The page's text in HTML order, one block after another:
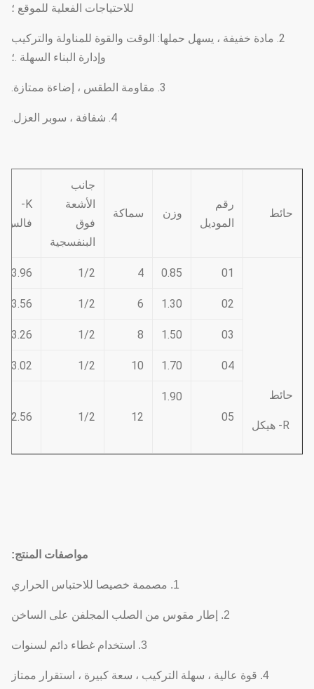
للاحتياجات الفعلية للموقع ؛
2. مادة خفيفة ، يسهل حملها: الوقت والقوة للمناولة والتركيب
وإدارة البناء السهلة .؛
3. مقاومة الطقس ، إضاءة ممتازة.
4. شفافة ، سوبر العزل.
حائط
رقم
الموديل
وزن سماكة
جانب
الأشعة
فوق
البنفسجية
K-
فالس
حائط
R- هيكل
01
0.85
4
1/2
3.96
02
1.30
6
1/2
3.56
03
1.50
8
1/2
3.26
04
1.70
10
1/2
3.02
05
1.90
12
1/2
2.56
مواصفات المنتج:
1. مصممة خصيصا للاحتباس الحراري
2. إطار مقوس من الصلب المجلفن على الساخن
3. استخدام غطاء دائم لسنوات
4. قوة عالية ، سهلة التركيب ، سعة كبيرة ، استقرار ممتاز